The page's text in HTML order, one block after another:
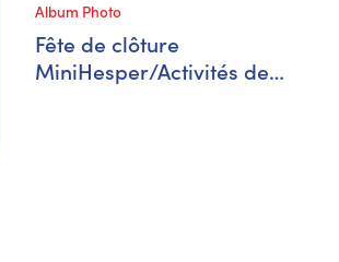
Album Photo
Fête de clôture
MiniHesper/Activités de